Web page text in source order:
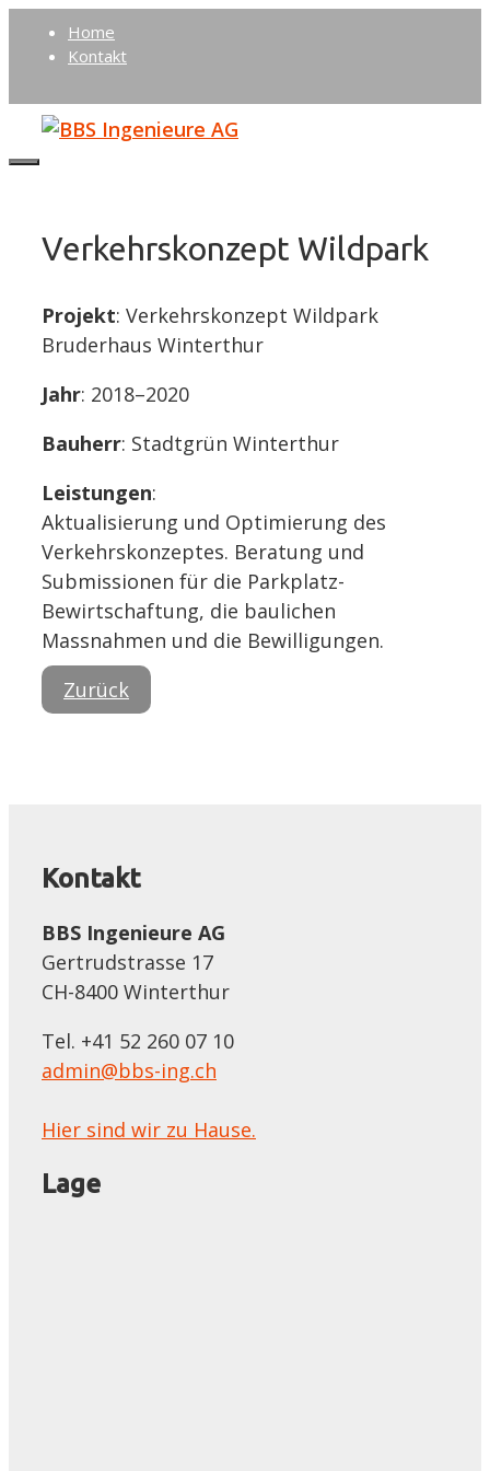
SpringeHome
Kontakt
Verkehrskonzept Wildpark
Projekt: Verkehrskonzept Wildpark
Bruderhaus Winterthur
Jahr: 2018–2020
Bauherr: Stadtgrün Winterthur
Leistungen:
Aktualisierung und Optimierung des
Verkehrskonzeptes. Beratung und
Submissionen für die Parkplatz-
Bewirtschaftung, die baulichen
Massnahmen und die Bewilligungen.
Zurück
Kontakt
BBS Ingenieure AG
Gertrudstrasse 17
CH-8400 Winterthur
Tel. +41 52 260 07 10
admin@bbs-ing.ch
Hier sind wir zu Hause.
Lage